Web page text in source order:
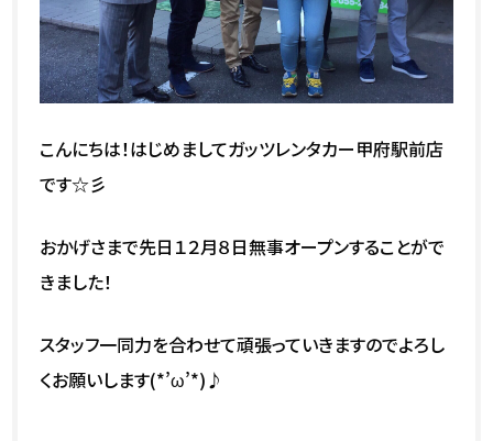
こんにちは！はじめましてガッツレンタカー甲府駅前店
です☆彡
おかげさまで先日１２月８日無事オープンすることがで
きました！
スタッフ一同力を合わせて頑張っていきますのでよろし
くお願いします(*’ω’*)♪